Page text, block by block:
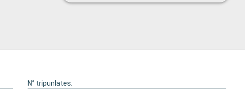
crucero iba mas o menos un 40% incluido los
aburridos La comida so había variedad No toman
N° tripunlates: